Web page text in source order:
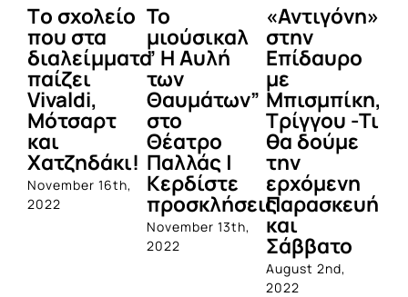
Tο σχολείο
που στα
διαλείμματα
παίζει
Vivaldi,
Μότσαρτ
και
Χατζηδάκι!
November 16th,
2022
Το
μιούσικαλ
” Η Αυλή
των
Θαυμάτων”
στο
Θέατρο
Παλλάς |
Κερδίστε
προσκλήσεις
November 13th,
2022
«Αντιγόνη»
στην
Επίδαυρο
με
Μπισμπίκη,
Τρίγγου -Τι
θα δούμε
την
ερχόμενη
Παρασκευή
και
Σάββατο
August 2nd,
2022